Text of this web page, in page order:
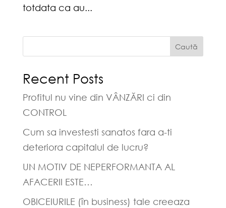
totdata ca au...
Caută
Recent Posts
Profitul nu vine din VÂNZĂRI ci din
CONTROL
Cum sa investesti sanatos fara a-ti
deteriora capitalul de lucru?
UN MOTIV DE NEPERFORMANTA AL
AFACERII ESTE…
OBICEIURILE (în business) tale creeaza